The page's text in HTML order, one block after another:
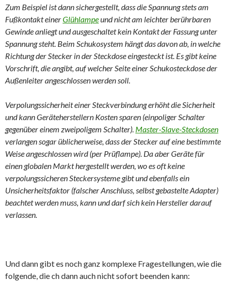
Zum Beispiel ist dann sichergestellt, dass die Spannung stets am
Fußkontakt einerGlühlampeund nicht am leichter berührbaren
Gewinde anliegt und ausgeschaltet kein Kontakt der Fassung unter
Spannung steht. Beim Schukosystem hängt das davon ab, in welche
Richtung der Stecker in der Steckdose eingesteckt ist. Es gibt keine
Vorschrift, die angibt, auf welcher Seite einer Schukosteckdose der
Außenleiter angeschlossen werden soll.
Verpolungssicherheit einer Steckverbindung erhöht die Sicherheit
und kann Geräteherstellern Kosten sparen (einpoliger Schalter
gegenüber einem zweipoligem Schalter). Master-Slave-Steckdosen
verlangen sogar üblicherweise, dass der Stecker auf eine bestimmte
Weise angeschlossen wird (per Prüflampe). Da aber Geräte für
einen globalen Markt hergestellt werden, wo es oft keine
verpolungssicheren Steckersysteme gibt und ebenfalls ein
Unsicherheitsfaktor (falscher Anschluss, selbst gebastelte Adapter)
beachtet werden muss, kann und darf sich kein Hersteller darauf
verlassen.
Und dann gibt es noch ganz komplexe Fragestellungen, wie die
folgende, die ch dann auch nicht sofort beenden kann: